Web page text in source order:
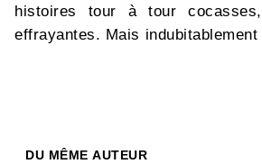
histoires tour à tour
effrayantes. Mais
DU MÊME AUTEUR